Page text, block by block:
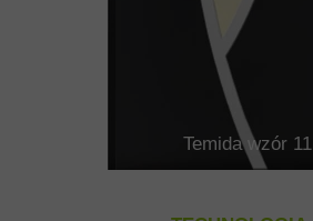
Temida wzór 11